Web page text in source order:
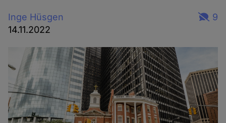
Inge Hüsgen
14.11.2022
9